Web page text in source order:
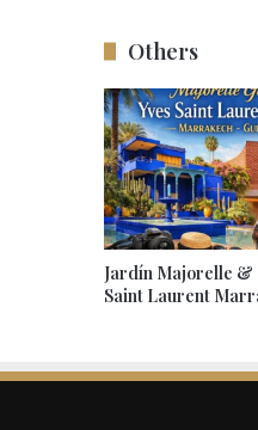
Others
Jardín Majorelle &
Saint Laurent